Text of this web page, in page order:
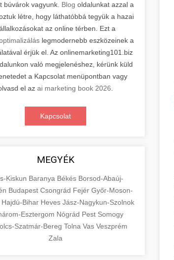
búvárok vagyunk. Blog oldalunkat azzal a
létre, hogy láthatóbbá tegyük a hazai
az online térben. Ezt a
legmodernebb eszközeinek a
érjük el. Az onlinemarketing101.biz
való megjelenéshez, kérünk küld
a Kapcsolat menüpontban vagy
el az ai marketing book 2026
Kapcsolat
MEGYÉK
Kiskun Baranya Békés Borsod-Abaúj-
Budapest Csongrád Fejér Győr-Moson-
Hajdú-Bihar Heves Jász-Nagykun-Szolnok
Esztergom Nógrád Pest Somogy
Szatmár-Bereg Tolna Vas Veszprém
Zala